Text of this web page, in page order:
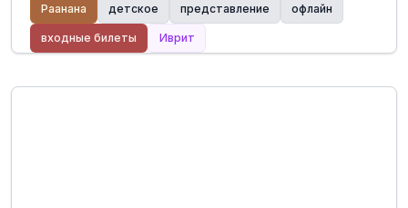
Раанана детское представление офлайн
входные билеты Иврит